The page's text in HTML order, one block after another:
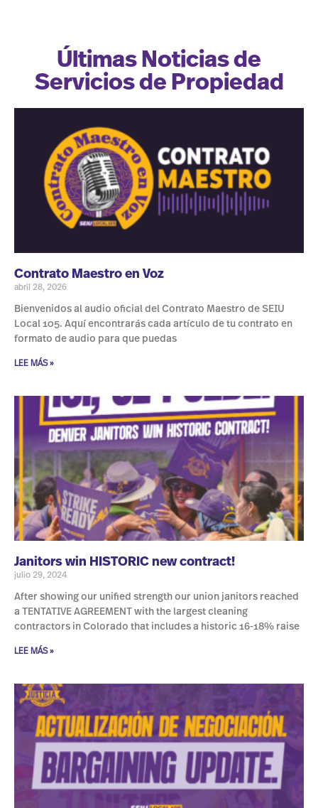
Últimas Noticias de
Servicios de Propiedad
Contrato Maestro en Voz
abril 28, 2026
Bienvenidos al audio oficial del Contrato Maestro de SEIU
Local 105. Aquí encontrarás cada artículo de tu contrato en
formato de audio para que puedas
LEE MÁS »
Janitors win HISTORIC new contract!
julio 29, 2024
After showing our unified strength our union janitors reached
a TENTATIVE AGREEMENT with the largest cleaning
contractors in Colorado that includes a historic 16-18% raise
LEE MÁS »